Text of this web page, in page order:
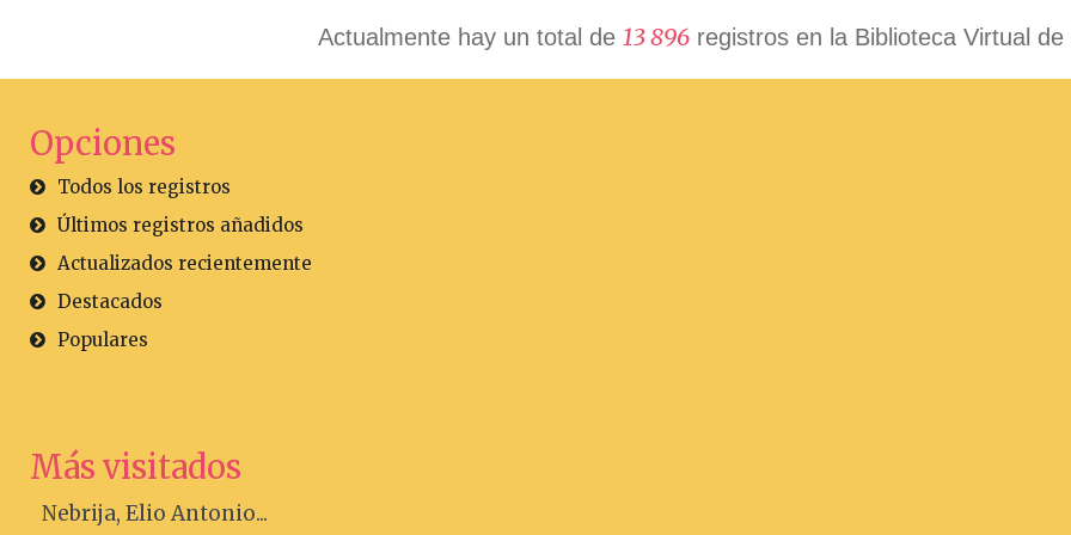
Actualmente hay un total de 13896registros en la Biblioteca Virtual de
Opciones
Todos los registros
Últimos registros añadidos
Actualizados recientemente
Destacados
Populares
Más visitados
Nebrija, Elio Antonio...